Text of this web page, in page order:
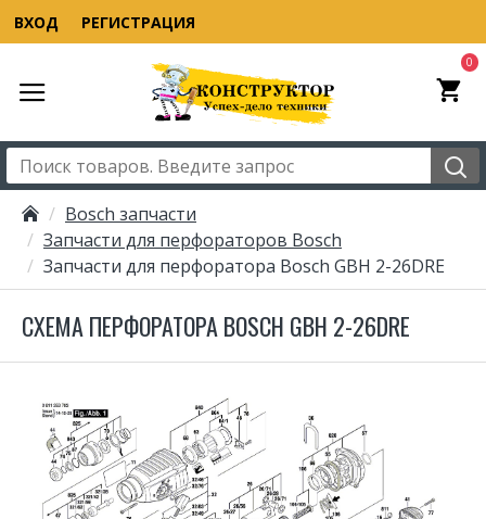
ВХОД РЕГИСТРАЦИЯ
0
Bosch запчасти
Запчасти для перфораторов Bosch
Запчасти для перфоратора Bosch GBH 2-26DRE
СХЕМА ПЕРФОРАТОРА BOSCH GBH 2-26DRE